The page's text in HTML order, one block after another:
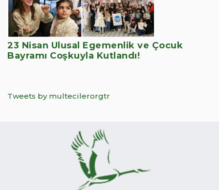
23 Nisan Ulusal Egemenlik ve Çocuk
Bayramı Coşkuyla Kutlandı!
Tweets by multecilerorgtr